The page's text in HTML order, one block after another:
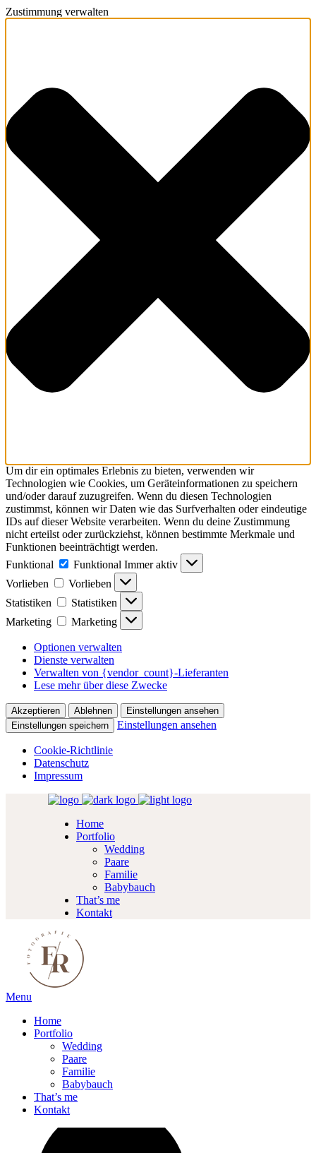
Zustimmung verwalten
Um dir ein optimales Erlebnis zu bieten, verwenden wir
Technologien wie Cookies, um Geräteinformationen zu speichern
und/oder darauf zuzugreifen. Wenn du diesen Technologien
zustimmst, können wir Daten wie das Surfverhalten oder eindeutige
IDs auf dieser Website verarbeiten. Wenn du deine Zustimmung
nicht erteilst oder zurückziehst, können bestimmte Merkmale und
Funktionen beeinträchtigt werden.
Funktional
Funktional Immer aktiv
Vorlieben
Vorlieben
Statistiken
Statistiken
Marketing
Marketing
Optionen verwalten
Dienste verwalten
Verwalten von {vendor_count}-Lieferanten
Lese mehr über diese Zwecke
Akzeptieren Ablehnen
Einstellungen ansehen
Einstellungen speichern
Einstellungen ansehen
Cookie-Richtlinie
Datenschutz
Impressum
Home
Portfolio
Wedding
Paare
Familie
Babybauch
That’s me
Kontakt
Menu
Home
Portfolio
Wedding
Paare
Familie
Babybauch
That’s me
Kontakt